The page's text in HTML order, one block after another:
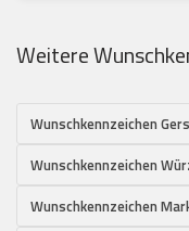
Weitere
Wunschkennzeichen
Wunschkennzeichen
Wunschkennzeichen